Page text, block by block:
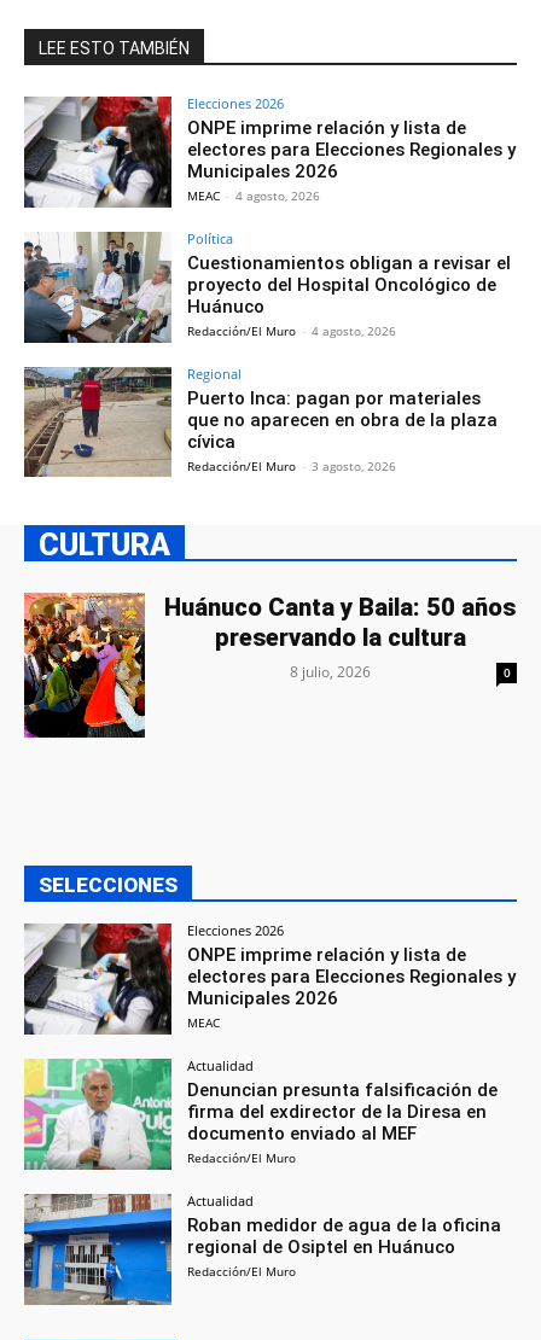
LEE ESTO TAMBIÉN
Elecciones 2026
ONPE imprime relación y lista de
electores para Elecciones Regionales y
Municipales 2026
MEAC - 4 agosto, 2026
Política
Cuestionamientos obligan a revisar el
proyecto del Hospital Oncológico de
Huánuco
Redacción/El Muro - 4 agosto, 2026
Regional
Puerto Inca: pagan por materiales
que no aparecen en obra de la plaza
cívica
Redacción/El Muro - 3 agosto, 2026
CULTURA
Huánuco Canta y Baila: 50 años
preservando la cultura
8 julio, 2026 0
SELECCIONES
Elecciones 2026
ONPE imprime relación y lista de
electores para Elecciones Regionales y
Municipales 2026
MEAC
Actualidad
Denuncian presunta falsificación de
firma del exdirector de la Diresa en
documento enviado al MEF
Redacción/El Muro
Actualidad
Roban medidor de agua de la oficina
regional de Osiptel en Huánuco
Redacción/El Muro